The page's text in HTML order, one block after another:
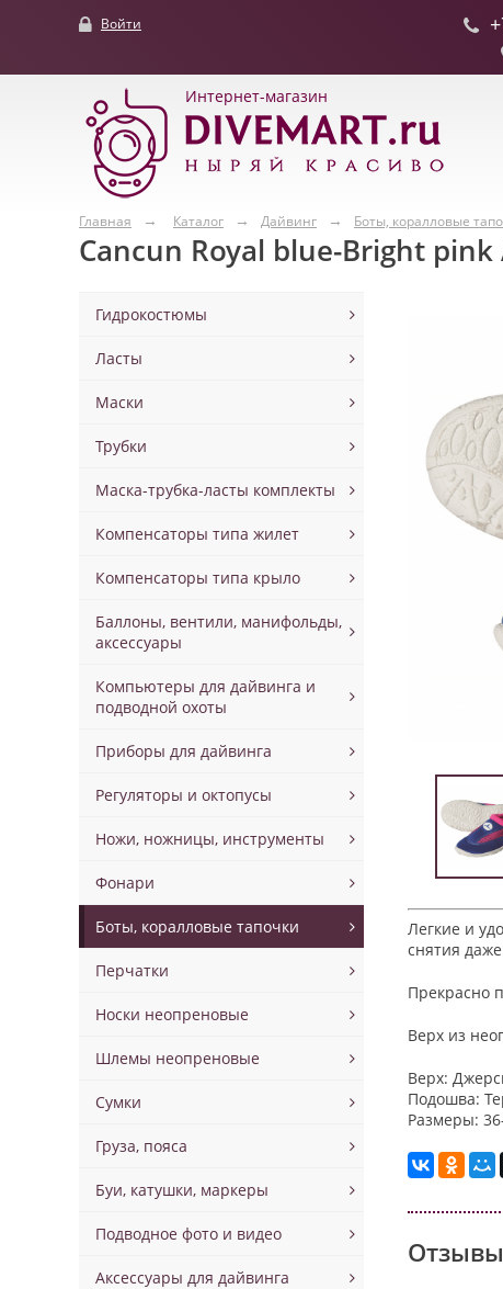
Войти
Интернет-магазин
Главная Каталог Дайвинг Боты, коралловые
Cancun Royal blue-Bright
Гидрокостюмы
Ласты
Маски
Трубки
Маска-трубка-ласты комплекты
Компенсаторы типа жилет
Компенсаторы типа крыло
Баллоны, вентили, манифольды,
аксессуары
Компьютеры для дайвинга и
подводной охоты
Приборы для дайвинга
Регуляторы и октопусы
Ножи, ножницы, инструменты
Фонари
Боты, коралловые тапочки
Перчатки
Носки неопреновые
Шлемы неопреновые
Сумки
Груза, пояса
Буи, катушки, маркеры
Подводное фото и видео
Аксессуары для дайвинга
Легкие и
снятия
Прекрасно
Верх из
Верх:
Подошва:
Размеры: